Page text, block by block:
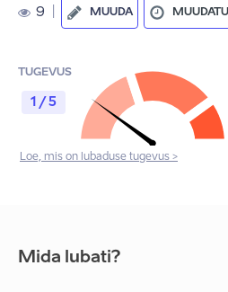
9 MUUDA
TUGEVUS
1 / 5
Loe, mis on lubaduse tugevus >
Mida lubati?